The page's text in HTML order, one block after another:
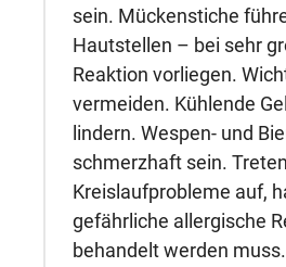
sein. Mückenstiche
Hautstellen – bei sehr
Reaktion vorliegen.
vermeiden. Kühlende
lindern. Wespen- und
schmerzhaft sein.
Kreislaufprobleme auf,
gefährliche allergische
behandelt werden